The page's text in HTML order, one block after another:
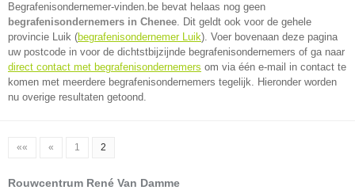
Begrafenisondernemer-vinden.be bevat helaas nog geen
begrafenisondernemers in Chenee. Dit geldt ook voor de gehele
provincie Luik (begrafenisondernemer Luik). Voer bovenaan deze pagina
uw postcode in voor de dichtstbijzijnde begrafenisondernemers of ga naar
direct contact met begrafenisondernemers om via één e-mail in contact te
komen met meerdere begrafenisondernemers tegelijk. Hieronder worden
nu overige resultaten getoond.
«« « 1 2
Rouwcentrum René Van Damme